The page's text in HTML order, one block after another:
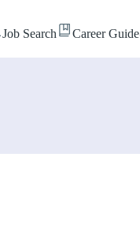
Job Search Career Guide